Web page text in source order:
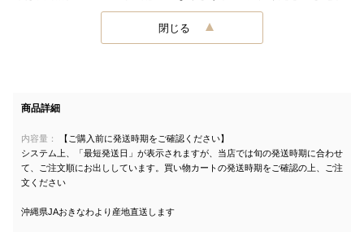
閉じる
商品詳細
内容量：
【ご購入前に発送時期をご確認ください】
システム上、「最短発送日」が表示されますが、当店では旬の発送時期に合わせ
て、ご注文順にお出ししています。買い物カートの発送時期をご確認の上、ご注
文ください
沖縄県JAおきなわより産地直送します